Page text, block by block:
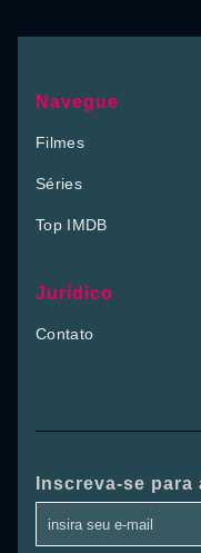
Navegue
Filmes
Séries
Top IMDB
Jurídico
Contato
Inscreva-se